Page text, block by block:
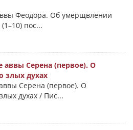
Феодора. Об умерщвлении
пос...
аввы Серена (первое). О
злых духах
Серена (первое). О
духах / Пис...